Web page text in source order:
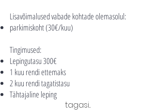
Lisavõimalused vabade kohtade olemasolul:
parkimiskoht (30€/kuu)
Tingimused:
Lepingutasu 300€
1 kuu rendi ettemaks
2 kuu rendi tagatistasu
Tähtajaline leping
tagasi...